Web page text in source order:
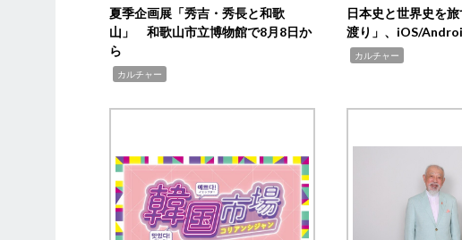
夏季企画展「秀吉・秀長と和歌
山」 和歌山市立博物館で8月8日か
ら
カルチャー
日本史と世界史を
渡り」、iOS/
カルチャー